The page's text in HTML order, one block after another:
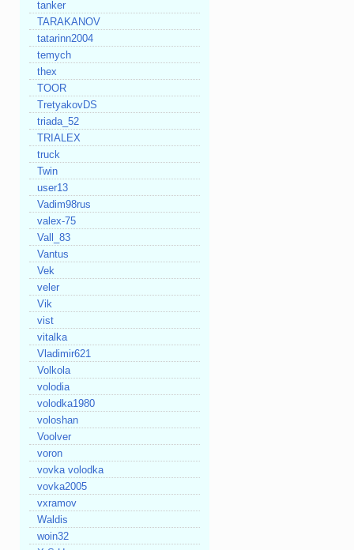
tanker
TARAKANOV
tatarinn2004
temych
thex
TOOR
TretyakovDS
triada_52
TRIALEX
truck
Twin
user13
Vadim98rus
valex-75
Vall_83
Vantus
Vek
veler
Vik
vist
vitalka
Vladimir621
Volkola
volodia
volodka1980
voloshan
Voolver
voron
vovka volodka
vovka2005
vxramov
Waldis
woin32